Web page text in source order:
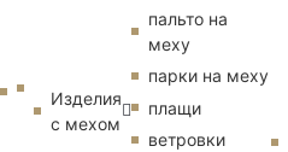
Изделия
с мехом
пальто на
меху
парки на меху
плащи
ветровки